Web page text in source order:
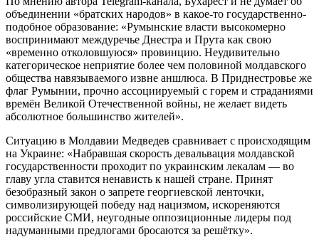
объединении «братских народов» в какое-то государственно-
подобное образование: «Румынские власти высокомерно
воспринимают междуречье Днестра и Прута как свою
«временно отколовшуюся» провинцию. Неудивительно
категорическое неприятие более чем половиной молдавского
общества навязываемого извне аншлюса. В Приднестровье же
флаг Румынии, прочно ассоциируемый с горем и страданиями
времён Великой Отечественной войны, не желает видеть
абсолютное большинство жителей».
Ситуацию в Молдавии Медведев сравнивает с происходящим
на Украине: «Набравшая скорость девальвация молдавской
государственности проходит по украинским лекалам — во
главу угла ставится ненависть к нашей стране. Принят
безобразный закон о запрете георгиевской ленточки,
символизирующей победу над нацизмом, искореняются
российские СМИ, неугодные оппозиционные лидеры под
надуманными предлогами бросаются за решётку».